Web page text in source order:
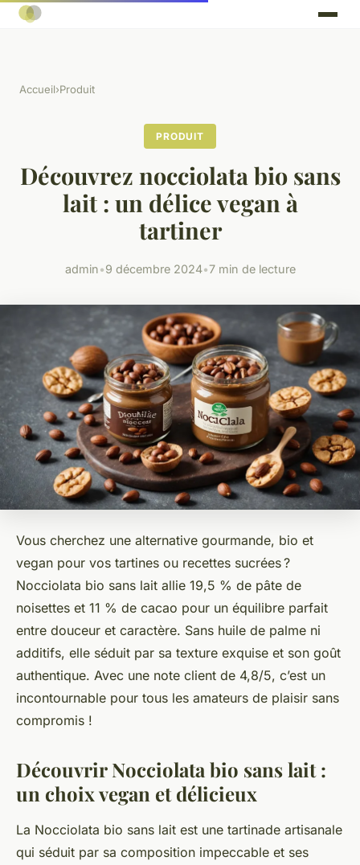
Accueil›Produit
PRODUIT
Découvrez nocciolata bio sans
lait : un délice vegan à
tartiner
admin•9 décembre 2024•7 min de lecture
Vous cherchez une alternative gourmande, bio et
vegan pour vos tartines ou recettes sucrées ?
Nocciolata bio sans lait allie 19,5 % de pâte de
noisettes et 11 % de cacao pour un équilibre parfait
entre douceur et caractère. Sans huile de palme ni
additifs, elle séduit par sa texture exquise et son goût
authentique. Avec une note client de 4,8/5, c’est un
incontournable pour tous les amateurs de plaisir sans
compromis !
Découvrir Nocciolata bio sans lait :
un choix vegan et délicieux
La Nocciolata bio sans lait est une tartinade artisanale
qui séduit par sa composition impeccable et ses